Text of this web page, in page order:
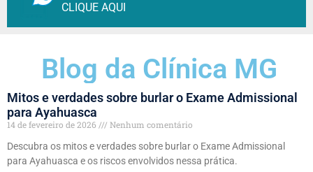
CLIQUE AQUI
Blog da Clínica MG
Mitos e verdades sobre burlar o Exame Admissional
para Ayahuasca
14 de fevereiro de 2026
Nenhum comentário
Descubra os mitos e verdades sobre burlar o Exame Admissional
para Ayahuasca e os riscos envolvidos nessa prática.